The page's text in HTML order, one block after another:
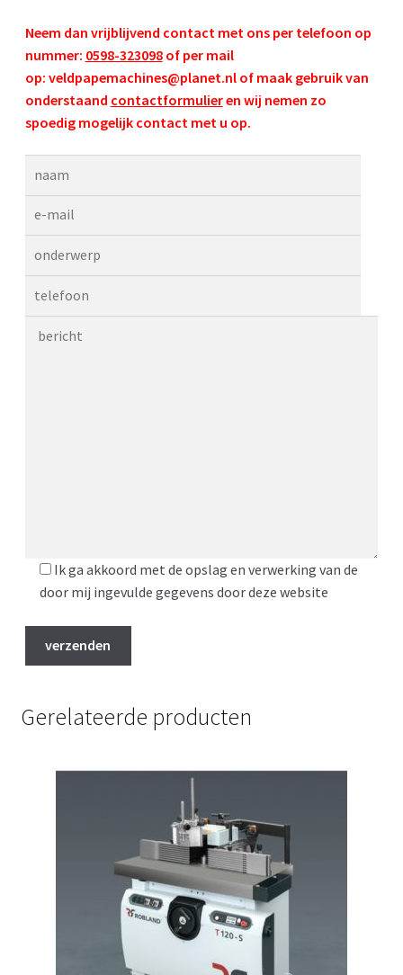
Neem dan vrijblijvend contact met ons per telefoon op
nummer: 0598-323098of per mail
op: veldpapemachines@planet.nlof maak gebruik van
onderstaand contactformulieren wij nemen zo
spoedig mogelijk contact met u op.
Ik ga akkoord met de opslag en verwerking van de
door mij ingevulde gegevens door deze website
Gerelateerde producten